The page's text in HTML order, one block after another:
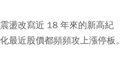
盪改寫近 18 年來的新高紀
最近股價都頻頻攻上漲停板。